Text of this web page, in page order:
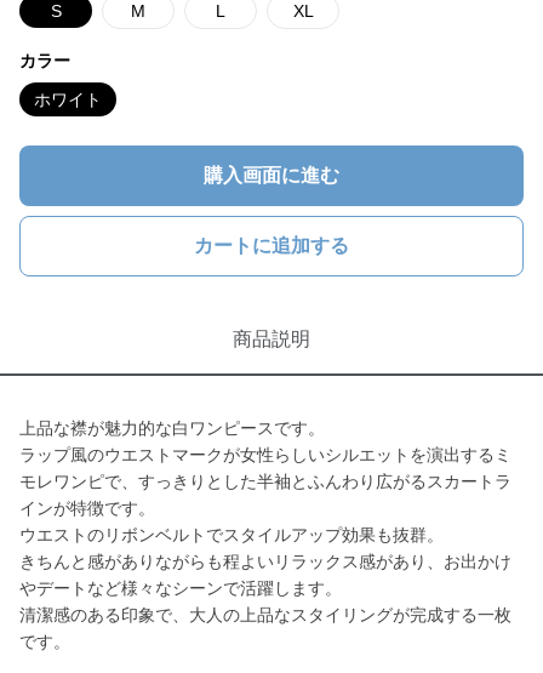
S M L XL
カラー
ホワイト
購入画面に進む
カートに追加する
商品説明
上品な襟が魅力的な白ワンピースです。
ラップ風のウエストマークが女性らしいシルエットを演出するミ
モレワンピで、すっきりとした半袖とふんわり広がるスカートラ
インが特徴です。
ウエストのリボンベルトでスタイルアップ効果も抜群。
きちんと感がありながらも程よいリラックス感があり、お出かけ
やデートなど様々なシーンで活躍します。
清潔感のある印象で、大人の上品なスタイリングが完成する一枚
です。